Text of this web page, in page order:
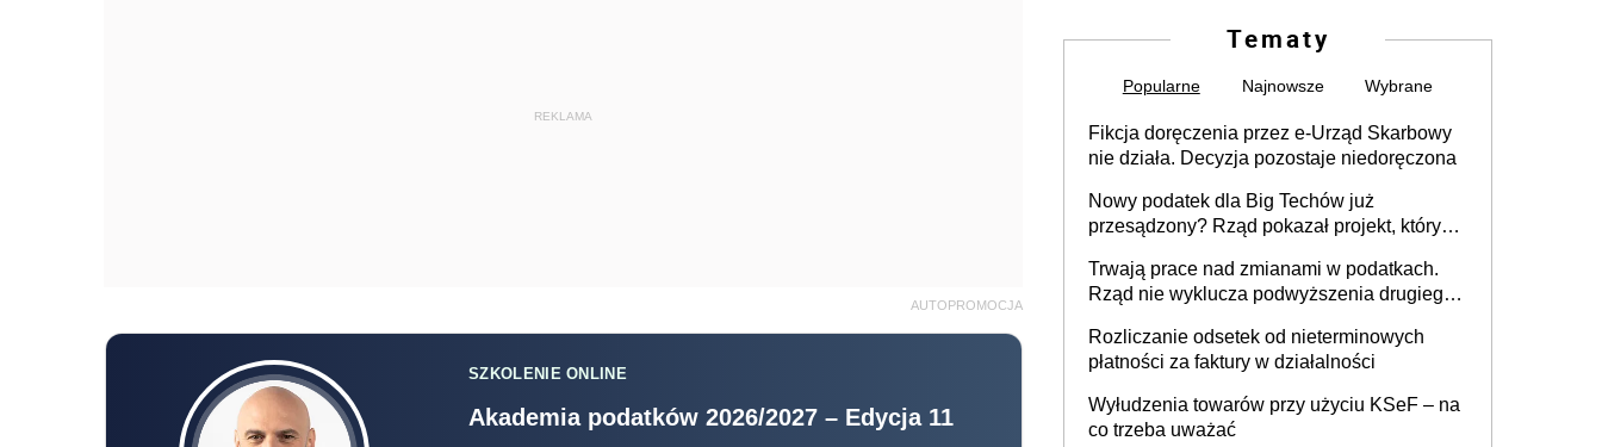
REKLAMA
AUTOPROMOCJA
SZKOLENIE ONLINE
Akademia podatków 2026/2027 – Edycja 11
Tematy
Popularne Najnowsze Wybrane
Fikcja doręczenia przez e-Urząd Skarbowy
nie działa. Decyzja pozostaje niedoręczona
Nowy podatek dla Big Techów już
przesądzony? Rząd pokazał projekt, który
Trwają prace nad zmianami w podatkach.
Rząd nie wyklucza podwyższenia drugiego
Rozliczanie odsetek od nieterminowych
płatności za faktury w działalności
Wyłudzenia towarów przy użyciu KSeF – na
co trzeba uważać